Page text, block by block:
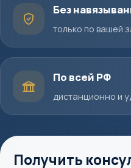
Без
только по вашей
По всей РФ
дистанционно и
Получить